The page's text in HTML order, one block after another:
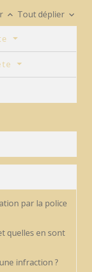
keyboard_arrow_up Tout déplier keyboard_arrow_down
par la police
quelles en sont
infraction ?